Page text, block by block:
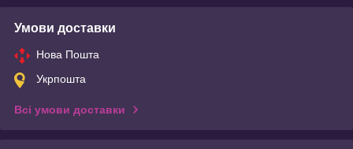
Умови доставки
Нова Пошта
Укрпошта
Всі умови доставки